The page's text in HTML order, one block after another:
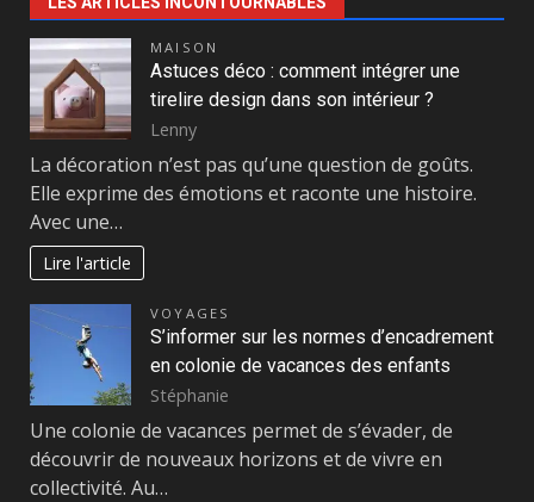
MAISON
Astuces déco : comment intégrer une
tirelire design dans son intérieur ?
Lenny
La décoration n’est pas qu’une question de goûts.
Elle exprime des émotions et raconte une histoire.
Avec une…
Lire l'article
VOYAGES
S’informer sur les normes d’encadrement
en colonie de vacances des enfants
Stéphanie
Une colonie de vacances permet de s’évader, de
découvrir de nouveaux horizons et de vivre en
collectivité. Au…